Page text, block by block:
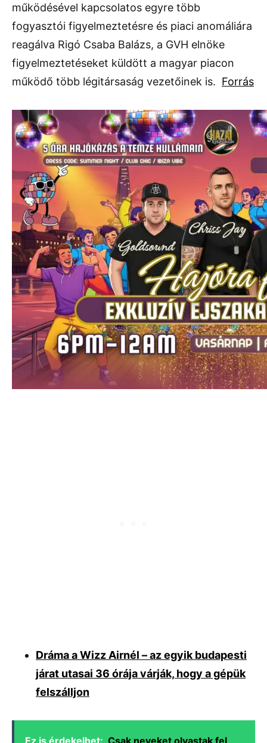
működésével kapcsolatos egyre több
fogyasztói figyelmeztetésre és piaci anomáliára
reagálva Rigó Csaba Balázs, a GVH elnöke
figyelmeztetéseket küldött a magyar piacon
működő több légitársaság vezetőinek is. Forrás
Dráma a Wizz Airnél – az egyik budapesti
járat utasai 36 órája várják, hogy a gépük
felszálljon
Ez is érdekelhet: Csak neveket olvastak fel,